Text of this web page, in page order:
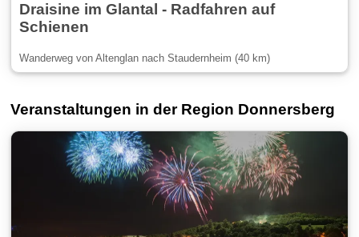
Draisine im Glantal - Radfahren auf
Schienen
Wanderweg von Altenglan nach Staudernheim (40 km)
Veranstaltungen in der Region Donnersberg